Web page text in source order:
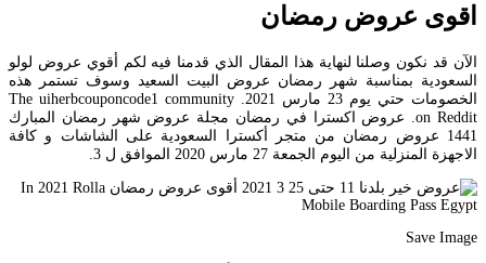
اقوى عروض رمضان
الآن قد نكون وصلنا لنهاية هذا المقال الذي قدمنا فيه لكم أقوي عروض لولو
السعودية بمناسبة شهر رمضان عروض البيت السعيد وسوف تستمر هذه
الخصومات حتي يوم 23 مارس 2021. The uiherbcouponcode1 community
on Reddit. عروض اكسترا في رمضان مجلة عروض شهر رمضان المبارك
1441 عروض رمضان من متجر أكسترا السعودية على الشاشات و كافة
الاجهزة المنزلية من اليوم الجمعة 27 مارس 2020 الموافق ل 3.
Save Image